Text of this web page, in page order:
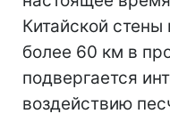
Китайской
более 60 км в
подвергается
воздействию